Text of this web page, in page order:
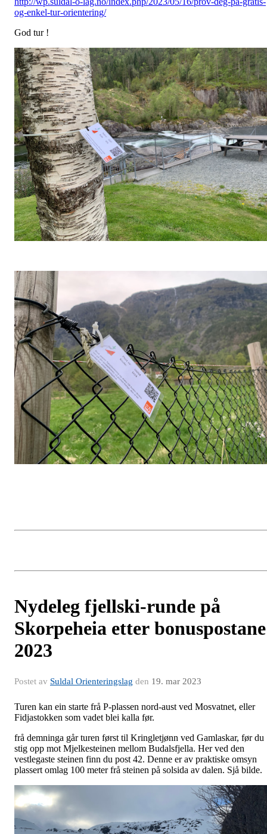
og-enkel-tur-orientering/
God tur !
Nydeleg fjellski-runde på
Skorpeheia etter bonuspostane
2023
Postet av Suldal Orienteringslag den 19. mar 2023
Turen kan ein starte frå P-plassen nord-aust ved Mosvatnet, eller
Fidjastokken som vadet blei kalla før.
frå demninga går turen først til Kringletjønn ved Gamlaskar, før du
stig opp mot Mjelkesteinen mellom Budalsfjella. Her ved den
vestlegaste steinen finn du post 42. Denne er av praktiske omsyn
plassert omlag 100 meter frå steinen på solsida av dalen. Sjå bilde.